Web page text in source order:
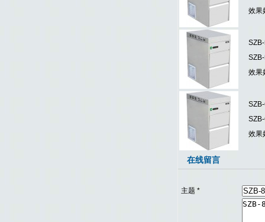
效果
效果
效果
在线留言
主题 *